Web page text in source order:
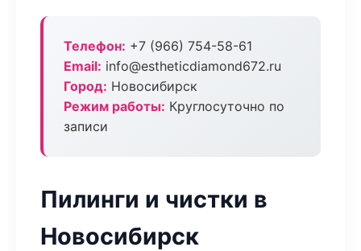
Телефон: +7 (966) 754-58-61
Email: info@estheticdiamond672.ru
Город: Новосибирск
Режим работы: Круглосуточно по
записи
Пилинги и чистки в
Новосибирск